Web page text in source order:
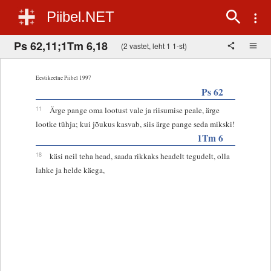
Piibel.NET
Ps 62,11;1Tm 6,18 (2 vastet, leht 1 1-st)
Eestikeelne Piibel 1997
Ps 62
11
Ärge pange oma lootust vale ja riisumise peale, ärge
lootke tühja; kui jõukus kasvab, siis ärge pange seda mikski!
1Tm 6
18
käsi neil teha head, saada rikkaks headelt tegudelt, olla
lahke ja helde käega,